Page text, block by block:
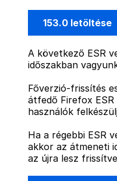
153.0 letöltése
A következő ESR
időszakban
Főverzió-frissítés
átfedő Firefox
használók
Ha a régebbi ESR
akkor az átmeneti
az újra lesz